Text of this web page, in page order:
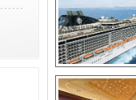
“Gemi içinde
konsepti ile
Splendida